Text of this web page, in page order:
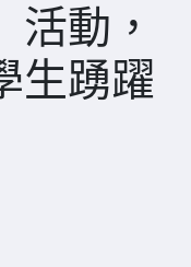
活動，
生踴躍